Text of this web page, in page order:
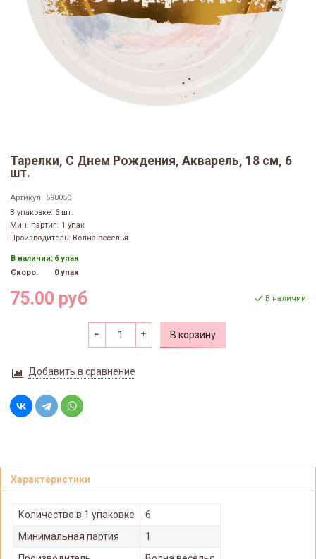
Тарелки, С Днем Рождения, Акварель, 18 см, 6
шт.
Артикул: 690050
В упаковке: 6 шт.
Мин. партия: 1 упак
Производитель: Волна веселья
В наличии: 6 упак
Скоро:
0 упак
75.00 руб В наличии
В корзину
Добавить в сравнение
Характеристики
Количество в 1 упаковке
6
Минимальная партия
1